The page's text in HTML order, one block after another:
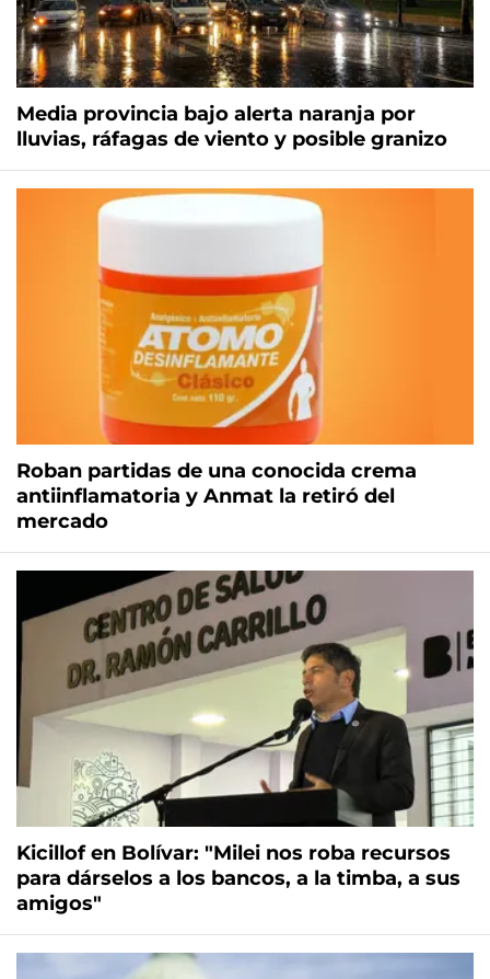
Media provincia bajo alerta naranja por
lluvias, ráfagas de viento y posible granizo
Roban partidas de una conocida crema
antiinflamatoria y Anmat la retiró del
mercado
Kicillof en Bolívar: "Milei nos roba recursos
para dárselos a los bancos, a la timba, a sus
amigos"